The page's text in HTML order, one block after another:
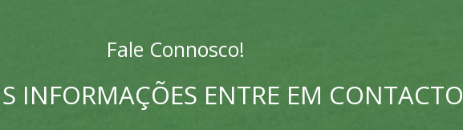
Fale Connosco!
INFORMAÇÕES ENTRE EM CONTACTO